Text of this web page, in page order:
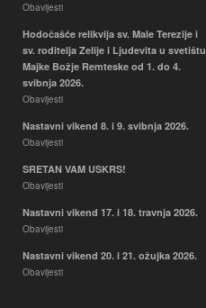
Obavijesti
Hodočašće relikvija sv. Male Terezije i
sv. roditelja Zelije i Ljudevita u svetištu
Majke Božje Remteske od 1. do 4.
svibnja 2026.
Obavijesti
Nastavni vikend 8. i 9. svibnja 2026.
Obavijesti
SRETAN VAM USKRS!
Obavijesti
Nastavni vikend 17. i 18. travnja 2026.
Obavijesti
Nastavni vikend 20. i 21. ožujka 2026.
Obavijesti